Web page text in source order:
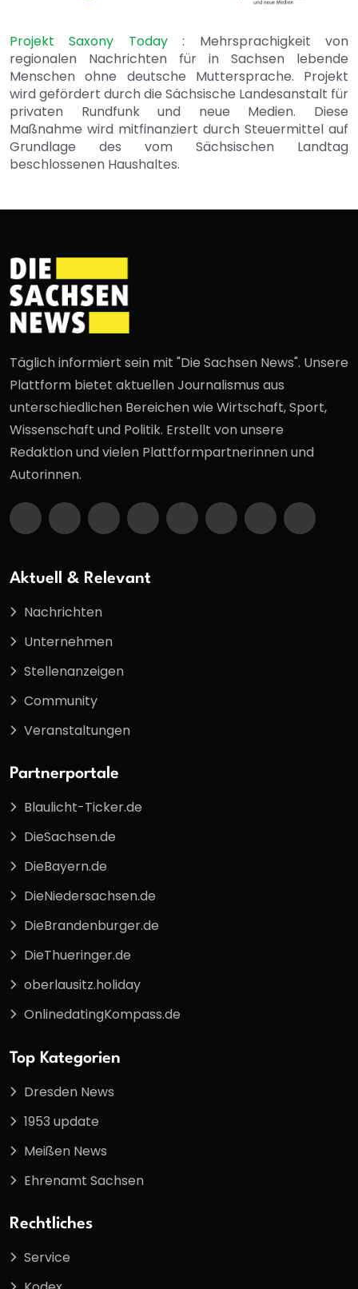
Projekt Saxony Today: Mehrsprachigkeit von
regionalen Nachrichten für in Sachsen lebende
Menschen ohne deutsche Muttersprache. Projekt
wird gefördert durch die Sächsische Landesanstalt für
privaten Rundfunk und neue Medien. Diese
Maßnahme wird mitfinanziert durch Steuermittel auf
Grundlage des vom Sächsischen Landtag
beschlossenen Haushaltes.
Täglich informiert sein mit "Die Sachsen News". Unsere
Plattform bietet aktuellen Journalismus aus
unterschiedlichen Bereichen wie Wirtschaft, Sport,
Wissenschaft und Politik. Erstellt von unsere
Redaktion und vielen Plattformpartnerinnen und
Autorinnen.
Aktuell & Relevant
Nachrichten
Unternehmen
Stellenanzeigen
Community
Veranstaltungen
Partnerportale
Blaulicht-Ticker.de
DieSachsen.de
DieBayern.de
DieNiedersachsen.de
DieBrandenburger.de
DieThueringer.de
oberlausitz.holiday
OnlinedatingKompass.de
Top Kategorien
Dresden News
1953 update
Meißen News
Ehrenamt Sachsen
Rechtliches
Service